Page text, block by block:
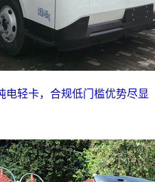
轻卡，合规低门槛优势尽显